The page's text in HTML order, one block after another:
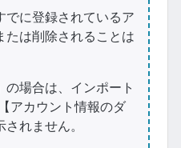
でに登録されているア
たは削除されることは
の場合は、インポート
アカウント情報のダ
れません。